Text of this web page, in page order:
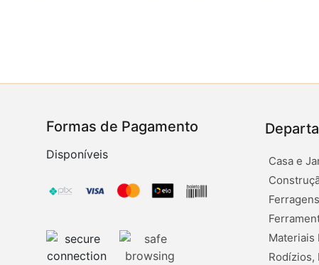
Casa e
Materiais
Rodízios,
Formas de Pagamento
Disponíveis